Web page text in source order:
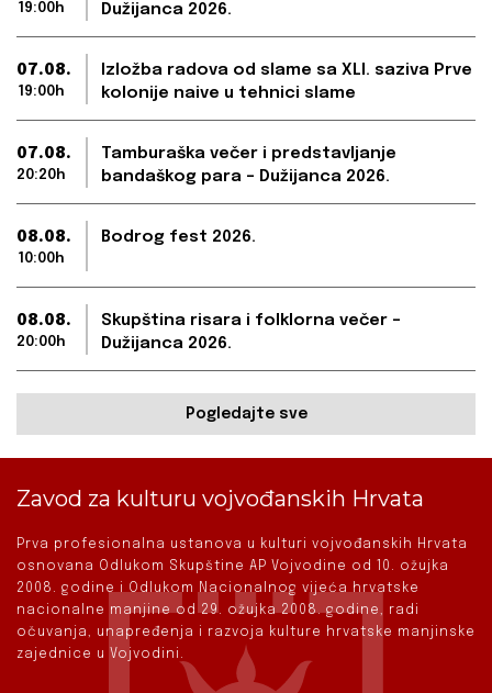
19:00h
Dužijanca 2026.
07.08.
19:00h
Izložba radova od slame sa XLI. saziva Prve
kolonije naive u tehnici slame
07.08.
20:20h
Tamburaška večer i predstavljanje
bandaškog para – Dužijanca 2026.
08.08.
10:00h
Bodrog fest 2026.
08.08.
20:00h
Skupština risara i folklorna večer –
Dužijanca 2026.
Pogledajte sve
Zavod za kulturu vojvođanskih Hrvata
Prva profesionalna ustanova u kulturi vojvođanskih Hrvata
osnovana Odlukom Skupštine AP Vojvodine od 10. ožujka
2008. godine i Odlukom Nacionalnog vijeća hrvatske
nacionalne manjine od 29. ožujka 2008. godine, radi
očuvanja, unapređenja i razvoja kulture hrvatske manjinske
zajednice u Vojvodini.